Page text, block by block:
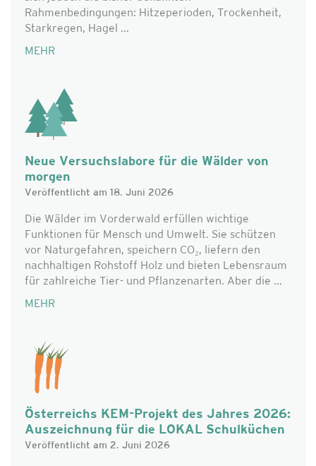
Rahmenbedingungen: Hitzeperioden, Trockenheit,
Starkregen, Hagel ...
MEHR
Neue Versuchslabore für die Wälder von
morgen
Veröffentlicht am 18. Juni 2026
Die Wälder im Vorderwald erfüllen wichtige
Funktionen für Mensch und Umwelt. Sie schützen
vor Naturgefahren, speichern CO₂, liefern den
nachhaltigen Rohstoff Holz und bieten Lebensraum
für zahlreiche Tier- und Pflanzenarten. Aber die ...
MEHR
Österreichs KEM-Projekt des Jahres 2026:
Auszeichnung für die LOKAL Schulküchen
Veröffentlicht am 2. Juni 2026